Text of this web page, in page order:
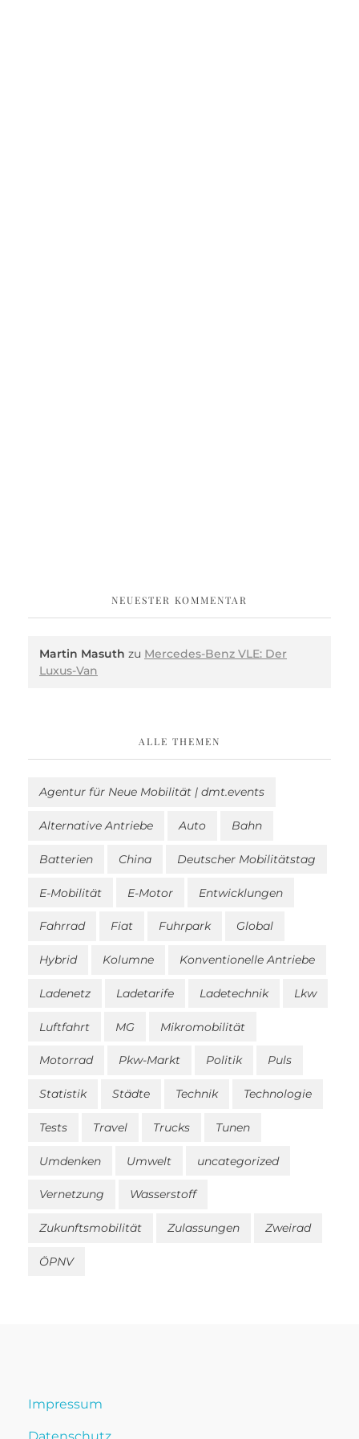
NEUESTER KOMMENTAR
Martin Masuth zu Mercedes-Benz VLE: Der
Luxus-Van
ALLE THEMEN
Agentur für Neue Mobilität | dmt.events
Alternative Antriebe Auto Bahn
Batterien China Deutscher Mobilitätstag
E-Mobilität E-Motor Entwicklungen
Fahrrad Fiat Fuhrpark Global
Hybrid Kolumne Konventionelle Antriebe
Ladenetz Ladetarife Ladetechnik Lkw
Luftfahrt MG Mikromobilität
Motorrad Pkw-Markt Politik Puls
Statistik Städte Technik Technologie
Tests Travel Trucks Tunen
Umdenken Umwelt uncategorized
Vernetzung Wasserstoff
Zukunftsmobilität Zulassungen Zweirad
ÖPNV
Impressum